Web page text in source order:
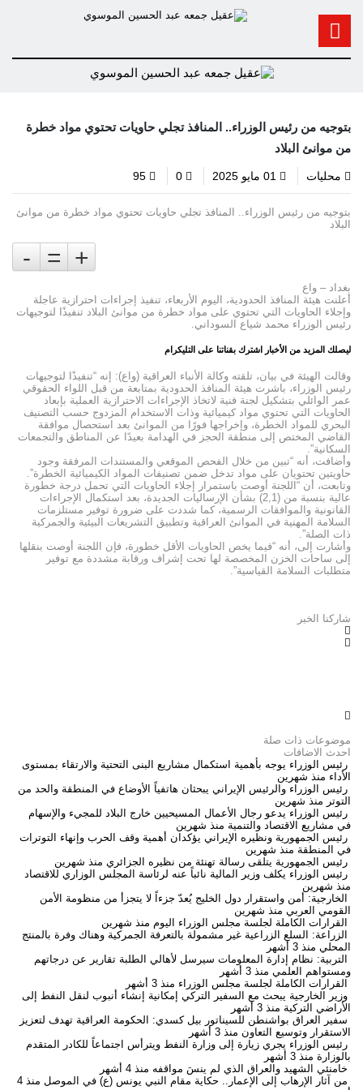
بتوجيه من رئيس الوزراء.. المنافذ تجلي حاويات تحتوي مواد خطرة
من موانئ البلاد
محليات
بتوجيه من رئيس الوزراء.. المنافذ تجلي حاويات تحتوي مواد خطرة من موانئ
البلاد
+
=
-
بغداد – واع
أعلنت هيئة المنافذ الحدودية، اليوم الأربعاء، تنفيذ إجراءات احترازية عاجلة
وإجلاء الحاويات التي تحتوي على مواد خطرة من موانئ البلاد تنفيذًا لتوجيهات
رئيس الوزراء محمد شياع السوداني.
ليصلك المزيد من الأخبار اشترك بقناتنا على التليكرام
وقالت الهيئة في بيان، تلقته وكالة الأنباء العراقية (واع): إنه “تنفيذًا لتوجيهات
رئيس الوزراء، باشرت هيئة المنافذ الحدودية بمتابعة من قبل اللواء الحقوقي
عمر الوائلي بتشكيل لجنة فنية لاتخاذ الإجراءات الاحترازية العملية بإبعاد
الحاويات التي تحتوي مواد كيميائية وذات الاستخدام المزدوج حسب التصنيف
البحري للمواد الخطرة، وإخراجها فورًا من الموانئ بعد استحصال موافقة
القاضي المختص إلى منطقة الحجز في الهدامة بعيدًا عن المناطق والتجمعات
السكانية”.
وأضافت، أنه “تبين من خلال الفحص الموقعي والمستندات المرفقة وجود
حاويتين تحتويان على مواد تدخل ضمن تصنيفات المواد الكيميائية الخطرة”.
وتابعت، أن “اللجنة أوصت باستمرار إجلاء الحاويات التي تحمل درجة خطورة
عالية بنسبة من (2,1) بشأن الإرساليات الجديدة، بعد استكمال الإجراءات
القانونية والموافقات الرسمية، كما شددت على ضرورة توفير مستلزمات
السلامة المهنية في الموانئ العراقية وتطبيق التشريعات البيئية والجمركية
ذات الصلة”.
وأشارت إلى، أنه “فيما يخص الحاويات الأقل خطورة، فإن اللجنة أوصت بنقلها
إلى ساحات الخزن المخصصة لها تحت إشراف ورقابة مشددة مع توفير
متطلبات السلامة القياسية”.
شاركنا الخبر
موضوعات ذات صلة
احدث الاضافات
رئيس الوزراء يوجه بأهمية استكمال مشاريع البنى التحتية والارتقاء بمستوى
الأداء منذ شهرين
رئيس الوزراء والرئيس الإيراني يبحثان هاتفياً الأوضاع في المنطقة والحد من
التوتر منذ شهرين
رئيس الوزراء يدعو رجال الأعمال المسيحيين خارج البلاد للمجيء والإسهام
في مشاريع الاقتصاد والتنمية منذ شهرين
رئيس الجمهورية ونظيره الإيراني يؤكدان أهمية وقف الحرب وإنهاء التوترات
في المنطقة منذ شهرين
رئيس الجمهورية يتلقى رسالة تهنئة من نظيره الجزائري منذ شهرين
رئيس الوزراء يكلف وزير المالية نائباً عنه لرئاسة المجلس الوزاري للاقتصاد
منذ شهرين
الخارجية: أمن واستقرار دول الخليج يُعدّ جزءاً لا يتجزأ من منظومة الأمن
القومي العربي منذ شهرين
القرارات الكاملة لجلسة مجلس الوزراء اليوم منذ شهرين
الزراعة: السلع الزراعية غير مشمولة بالتعرفة الجمركية وهناك وفرة بالمنتج
المحلي منذ 3 أشهر
التربية: نظام إدارة المعلومات سيرسل لأهالي الطلبة تقارير عن درجاتهم
ومستواهم العلمي منذ 3 أشهر
القرارات الكاملة لجلسة مجلس الوزراء منذ 3 أشهر
وزير الخارجية يبحث مع السفير التركي إمكانية إنشاء أنبوب لنقل النفط إلى
الأراضي التركية منذ 3 أشهر
سفير العراق بواشنطن للسيناتور بيل كسدي: الحكومة العراقية تهدف لتعزيز
الاستقرار وتوسيع التعاون منذ 3 أشهر
رئيس الوزراء يجري زيارة إلى وزارة النفط ويترأس اجتماعاً للكادر المتقدم
بالوزارة منذ 3 أشهر
خامنئي الشهيد والعراق الذي لم ينسَ مواقفه منذ 4 أشهر
من آثار الإرهاب إلى الإعمار.. حكاية مقام النبي يونس (ع) في الموصل
منذ 4